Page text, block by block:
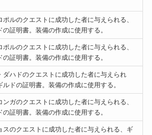
ポルのクエストに成功した者に与えられる、
の証明書。装備の作成に使用する。
ポルのクエストに成功した者に与えられる、
の証明書。装備の作成に使用する。
ダハドのクエストに成功した者に与えられ
ルドの証明書。装備の作成に使用する。
ンガのクエストに成功した者に与えられる、
の証明書。装備の作成に使用する。
スのクエストに成功した者に与えられる、ギ